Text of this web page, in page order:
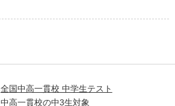
全国中高一貫校 中学生テスト
中高一貫校の中3生対象